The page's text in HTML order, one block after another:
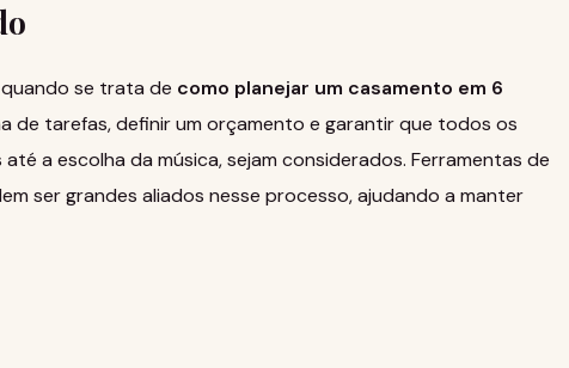
se trata de como planejar um casamento em 6
de tarefas, definir um orçamento e garantir que todos os
a escolha da música, sejam considerados. Ferramentas de
ser grandes aliados nesse processo, ajudando a manter